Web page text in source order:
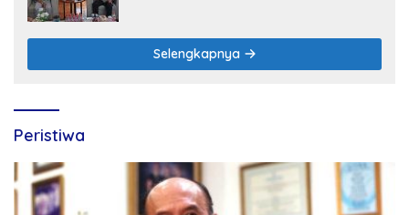
Selengkapnya
Peristiwa